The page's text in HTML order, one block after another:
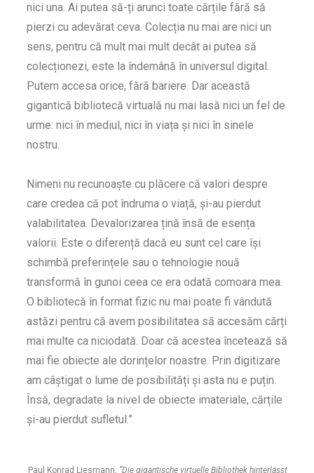
nici una. Ai putea să-ți arunci toate cărțile fără să
pierzi cu adevărat ceva. Colecția nu mai are nici un
sens, pentru că mult mai mult decât ai putea să
colecționezi, este la îndemână în universul digital.
Putem accesa orice, fără bariere. Dar această
gigantică bibliotecă virtuală nu mai lasă nici un fel de
urme: nici în mediul, nici în viața și nici în sinele
nostru.
Nimeni nu recunoaște cu plăcere că valori despre
care credea că pot îndruma o viață, și-au pierdut
valabilitatea. Devalorizarea țină însă de esența
valorii. Este o diferență dacă eu sunt cel care își
schimbă preferințele sau o tehnologie nouă
transformă în gunoi ceea ce era odată comoara mea.
O bibliotecă în format fizic nu mai poate fi vândută
astăzi pentru că avem posibilitatea să accesăm cărți
mai multe ca niciodată. Doar că acestea încetează să
mai fie obiecte ale dorințelor noastre. Prin digitizare
am câștigat o lume de posibilități și asta nu e puțin.
Însă, degradate la nivel de obiecte imateriale, cărțile
și-au pierdut sufletul.”
Paul Konrad Liesmann, ”Die gigantische virtuelle Bibliothek hinterlässt